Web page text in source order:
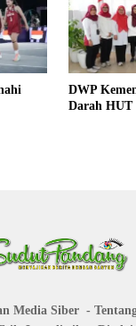
DWP
Darah HUT
Media Siber